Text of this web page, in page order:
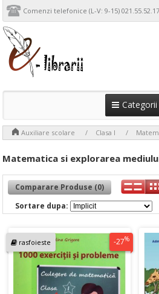
Comenzi telefonice (L-V: 9-15)
Categorii
Auxiliare scolare Clasa I
Matematica si explorarea
Comparare Produse (0)
Sortare dupa:
rasfoieste -27%